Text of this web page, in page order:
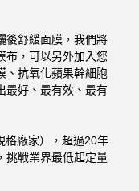
後舒緩面膜，我們將
布，可以另外加入您
、抗氧化蘋果幹細胞
最好、最有效、最有
格廠家），超過20年
挑戰業界最低起定量